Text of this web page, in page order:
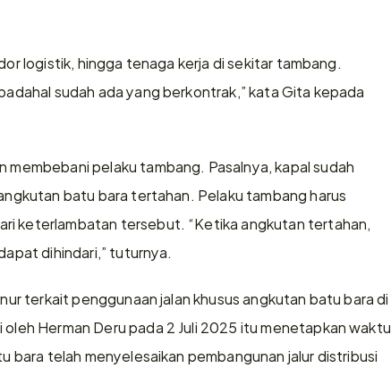
logistik, hingga tenaga kerja di sekitar tambang.
sudah ada yang berkontrak,” kata Gita kepada
pelaku tambang. Pasalnya, kapal sudah
batu bara tertahan. Pelaku tambang harus
keterlambatan tersebut. “Ketika angkutan tertahan,
dihindari,” tuturnya.
terkait penggunaan jalan khusus angkutan batu bara di
Herman Deru pada 2 Juli 2025 itu menetapkan waktu
bara telah menyelesaikan pembangunan jalur distribusi